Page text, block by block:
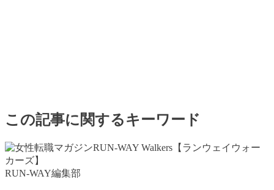
この記事に関するキーワード
RUN-WAY編集部